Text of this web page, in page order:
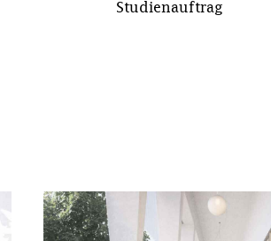
Studienauftrag